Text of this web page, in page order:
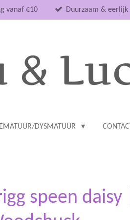
vanaf €10 Duurzaam & eerlijk
DYSMATUUR CONTACT
speen daisy |